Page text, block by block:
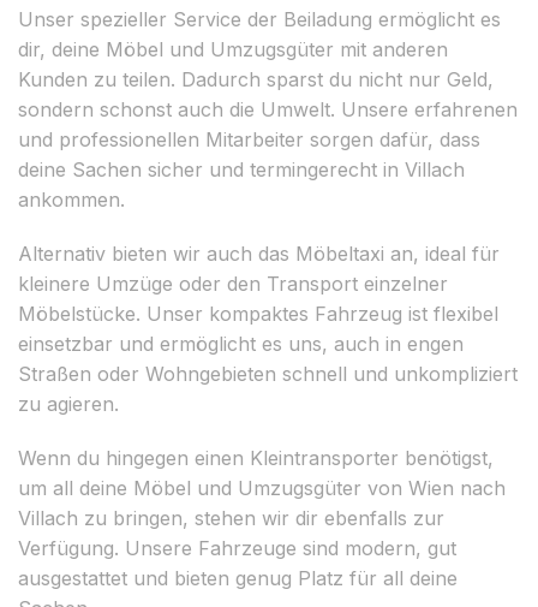
Unser spezieller Service der Beiladung ermöglicht es
dir, deine Möbel und Umzugsgüter mit anderen
Kunden zu teilen. Dadurch sparst du nicht nur Geld,
sondern schonst auch die Umwelt. Unsere erfahrenen
und professionellen Mitarbeiter sorgen dafür, dass
deine Sachen sicher und termingerecht in Villach
ankommen.
Alternativ bieten wir auch das Möbeltaxi an, ideal für
kleinere Umzüge oder den Transport einzelner
Möbelstücke. Unser kompaktes Fahrzeug ist flexibel
einsetzbar und ermöglicht es uns, auch in engen
Straßen oder Wohngebieten schnell und unkompliziert
zu agieren.
Wenn du hingegen einen Kleintransporter benötigst,
um all deine Möbel und Umzugsgüter von Wien nach
Villach zu bringen, stehen wir dir ebenfalls zur
Verfügung. Unsere Fahrzeuge sind modern, gut
ausgestattet und bieten genug Platz für all deine